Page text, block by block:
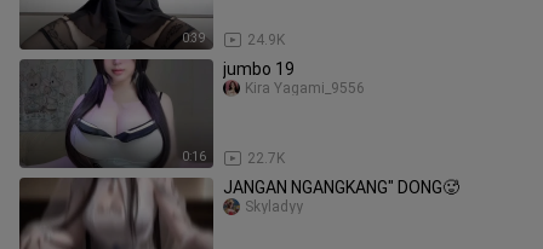
0:39 24.9K
0:16
jumbo 19
22.7K
Kira Yagami_9556
JANGAN NGANGKANG" DONG🥵
Skyladyy